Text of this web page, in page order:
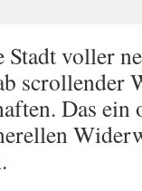
voller
scrollender
Das ein